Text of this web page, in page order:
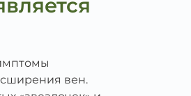
вен.